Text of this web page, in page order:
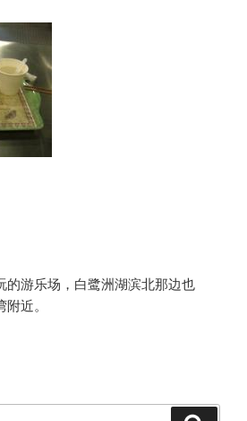
的游乐场，白鹭洲湖滨北那边也
近。